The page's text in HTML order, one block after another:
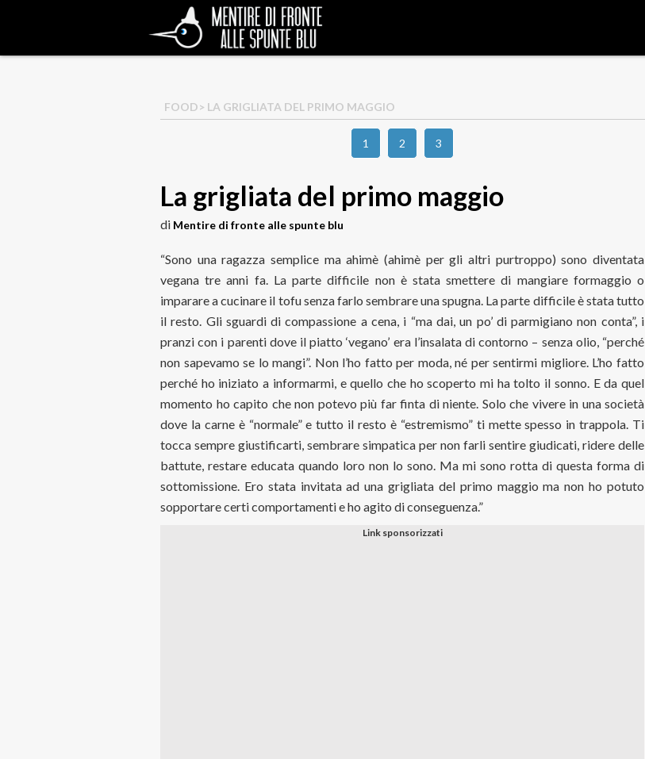
FOOD> LA GRIGLIATA DEL PRIMO MAGGIO
1 2 3
La grigliata del primo maggio
di Mentire di fronte alle spunte blu
“Sono una ragazza semplice ma ahimè (ahimè per gli altri purtroppo) sono diventata
vegana tre anni fa. La parte difficile non è stata smettere di mangiare formaggio o
imparare a cucinare il tofu senza farlo sembrare una spugna. La parte difficile è stata tutto
il resto. Gli sguardi di compassione a cena, i “ma dai, un po’ di parmigiano non conta”, i
pranzi con i parenti dove il piatto ‘vegano’ era l’insalata di contorno – senza olio, “perché
non sapevamo se lo mangi”. Non l’ho fatto per moda, né per sentir­mi migliore. L’ho fatto
perché ho iniziato a informarmi, e quello che ho scoperto mi ha tolto il sonno. E da quel
momento ho capito che non potevo più far finta di niente. Solo che vivere in una società
dove la carne è “normale” e tutto il resto è “estremismo” ti mette spesso in trappola. Ti
tocca sempre giustificarti, sembrare simpatica per non farli sentire giudicati, ridere delle
battute, restare educata quando loro non lo sono. Ma mi sono rotta di questa forma di
sottomissione. Ero stata invitata ad una grigliata del primo maggio ma non ho potuto
sopportare certi comportamenti e ho agito di conseguenza.”